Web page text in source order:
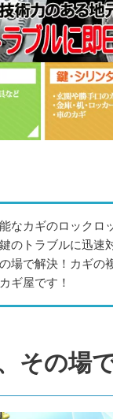
なカギのロックロ
のトラブルに迅速
場で解決！カギの
ギ屋です！
その場